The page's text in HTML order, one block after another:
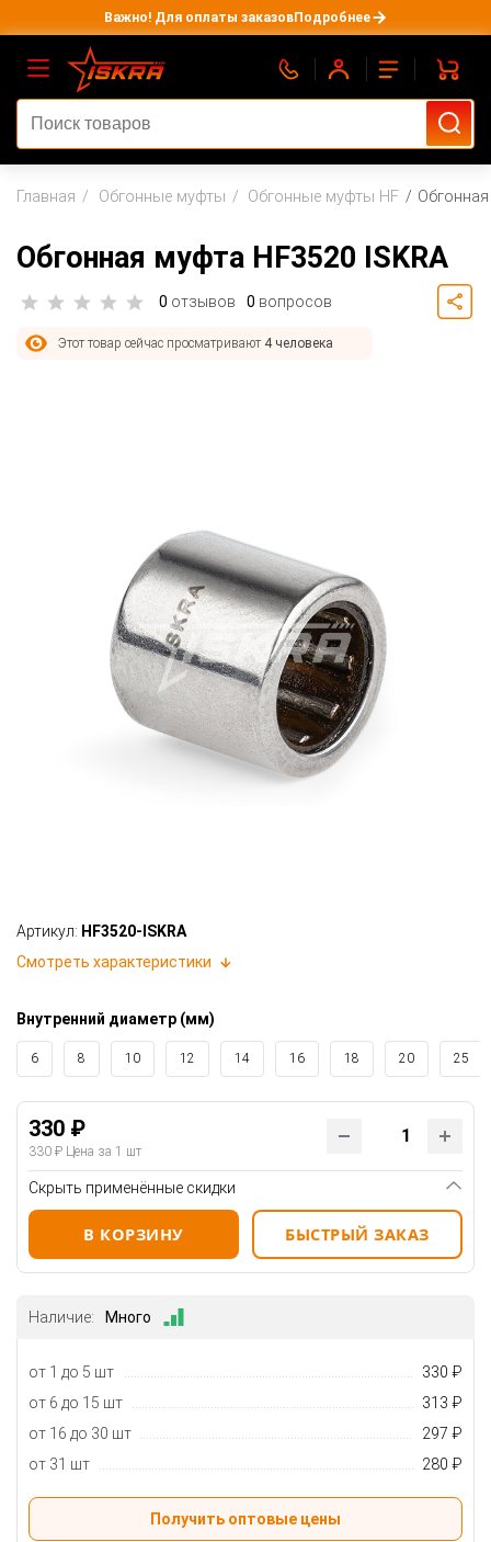
Важно! Для оплаты заказовПодробнее
Главная Обгонные муфты Обгонные муфты HF
Обгонная муфта HF3520 ISKRA
0 отзывов 0 вопросов
Этот товар сейчас просматривают 4 человека
Артикул: HF3520-ISKRA
Смотреть характеристики
Внутренний диаметр (мм)
6 8 10 12 14 16 18 20 25
330 ₽
330 ₽ Цена за 1 шт
Скрыть применённые скидки
В КОРЗИНУ БЫСТРЫЙ ЗАКАЗ
Наличие: Много
от 1 до 5 шт
330 ₽
от 6 до 15 шт
313 ₽
от 16 до 30 шт
297 ₽
от 31 шт
280 ₽
Получить оптовые цены